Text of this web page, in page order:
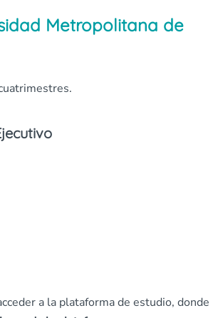
Metropolitana de
a la plataforma de estudio, donde